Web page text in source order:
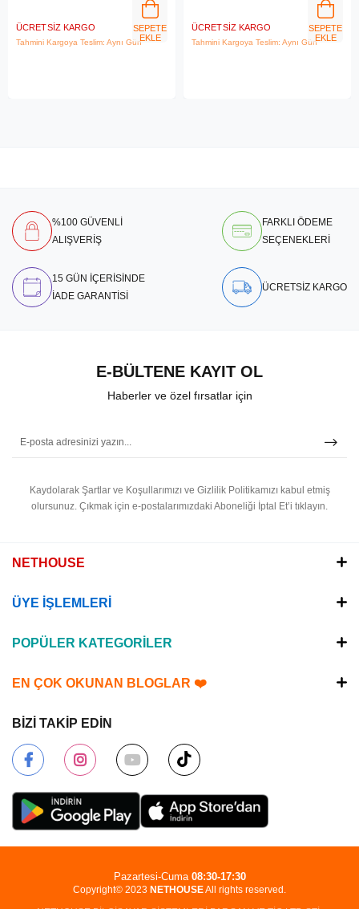
ÜCRETSIZ KARGO
Tahmini Kargoya Teslim: Aynı Gün
SEPETE
EKLE
ÜCRETSIZ KARGO
Tahmini Kargoya Teslim: Aynı Gün
SEPETE
EKLE
%100 GÜVENLİ
ALIŞVERİŞ
FARKLI ÖDEME
SEÇENEKLERİ
15 GÜN İÇERİSİNDE
İADE GARANTİSİ
ÜCRETSİZ KARGO
E-BÜLTENE KAYIT OL
Haberler ve özel fırsatlar için
Kaydolarak Şartlar ve Koşullarımızı ve Gizlilik Politikamızı kabul etmiş
olursunuz. Çıkmak için e-postalarımızdaki Aboneliği İptal Et’i tıklayın.
NETHOUSE
ÜYE İŞLEMLERİ
POPÜLER KATEGORİLER
EN ÇOK OKUNAN BLOGLAR ❤️
BİZİ TAKİP EDİN
Copyright© 2023 NETHOUSEAll rights reserved.
Pazartesi-Cuma 08:30-17:30